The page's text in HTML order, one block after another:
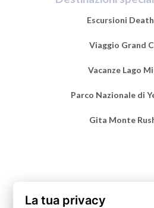
Escursioni
Viaggio Grand
Vacanze Lago
Parco Nazionale di
Gita Monte
La tua privacy